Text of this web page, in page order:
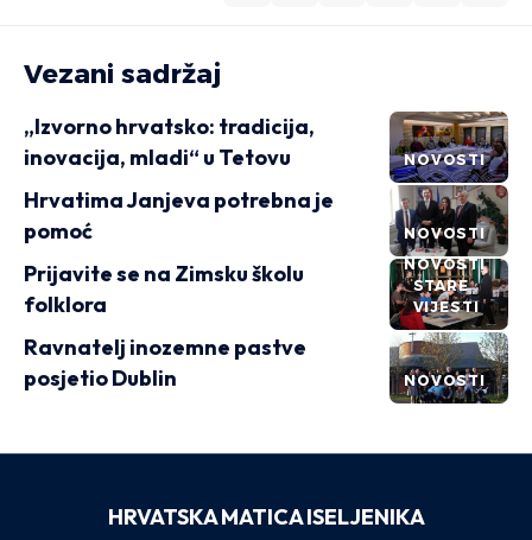
Vezani sadržaj
NOVOSTI
„Izvorno hrvatsko: tradicija,
inovacija, mladi“ u Tetovu
NOVOSTI
Hrvatima Janjeva potrebna je
pomoć
NOVOSTI
STARE
VIJESTI
Prijavite se na Zimsku školu
folklora
NOVOSTI
Ravnatelj inozemne pastve
posjetio Dublin
HRVATSKA MATICA ISELJENIKA